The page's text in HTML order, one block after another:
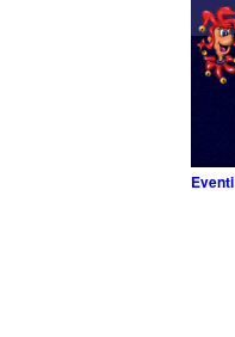
Eventi